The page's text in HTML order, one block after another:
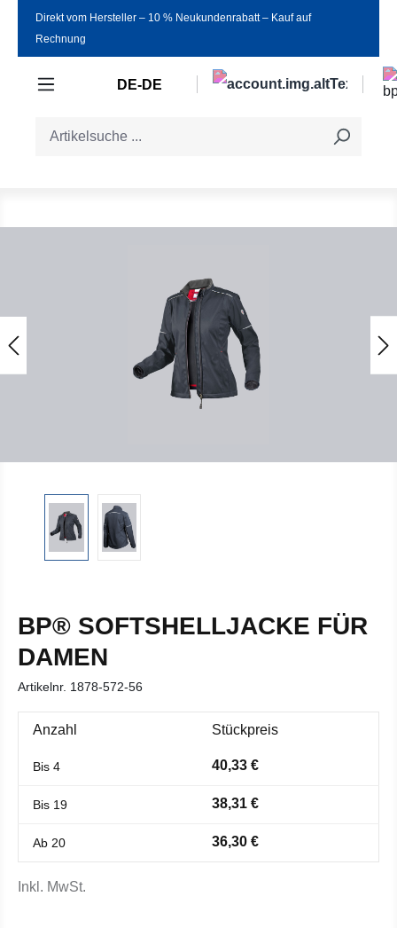
Zum Hauptinhalt springen
Direkt vom Hersteller ‒ 10 % Neukundenrabatt ‒ Kauf auf
Rechnung
DE-DE
BP® SOFTSHELLJACKE FÜR
DAMEN
Artikelnr. 1878-572-56
Anzahl Stückpreis
Bis 4 40,33 €
Bis 19 38,31 €
Ab 20 36,30 €
Inkl. MwSt.